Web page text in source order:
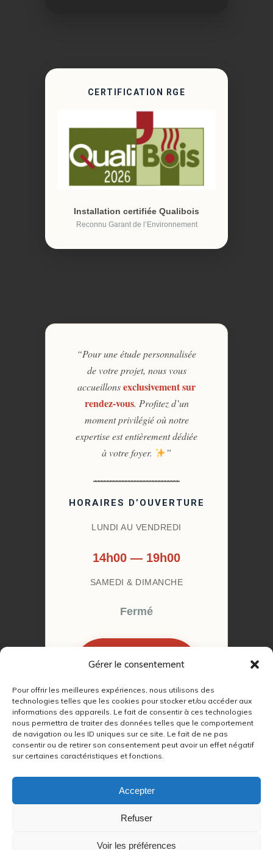
Gérer le consentement
Pour offrir les meilleures expériences, nous utilisons des
technologies telles que les cookies pour stocker et/ou accéder aux
informations des appareils. Le fait de consentir à ces technologies
nous permettra de traiter des données telles que le comportement
de navigation ou les ID uniques sur ce site. Le fait de ne pas
consentir ou de retirer son consentement peut avoir un effet négatif
sur certaines caractéristiques et fonctions.
Accepter
Refuser
Voir les préférences
CERTIFICATION RGE
Installation certifiée Qualibois
Reconnu Garant de l’Environnement
“Pour une étude personnalisée
de votre projet, nous vous
accueillonsexclusivement sur
rendez-vous. Profitez d’un
moment privilégié où notre
expertise est entièrement dédiée
à votre foyer.
”
HORAIRES D’OUVERTURE
LUNDI AU VENDREDI
14h00 — 19h00
SAMEDI & DIMANCHE
Fermé
RENDEZ-VOUS
© 2022 – 2026Autour du Feu 77
RGPD
lien|